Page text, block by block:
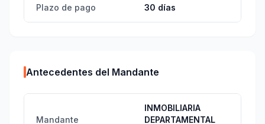
Plazo de pago 30 días
Antecedentes del Mandante
Mandante
INMOBILIARIA
DEPARTAMENTAL